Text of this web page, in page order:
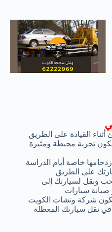
القيادة على الطريق
تجربة محبطة ومثيرة
خاصة أيام الدراسة
على الطريق
ونقل لسيارتك إلى
سيارات
شركة ونشات الكويت
نقل سيارتك المعطلة